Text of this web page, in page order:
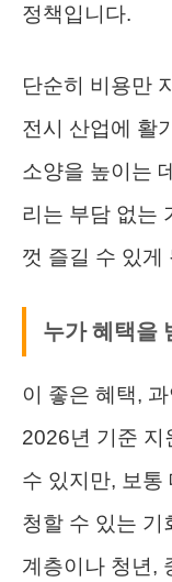
정책입니다.
단순히 비용만
전시 산업에 활
소양을 높이는
리는 부담 없는
껏 즐길 수 있게
누가 혜택을
이 좋은 혜택,
2026년 기준 지
수 있지만, 보통
청할 수 있는 기
계층이나 청년,